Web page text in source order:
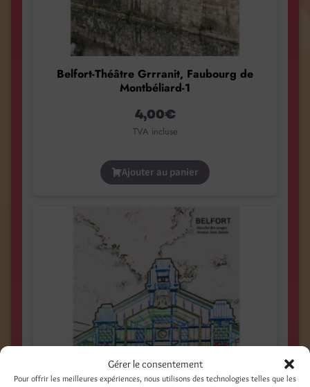
Gérer le consentement
Pour offrir les meilleures expériences, nous utilisons des technologies telles que les
Belfort-Théâtre Grrranit, Faubourg de
Montbéliard-1
4,00€
TVA incluse
Ajouter au panier